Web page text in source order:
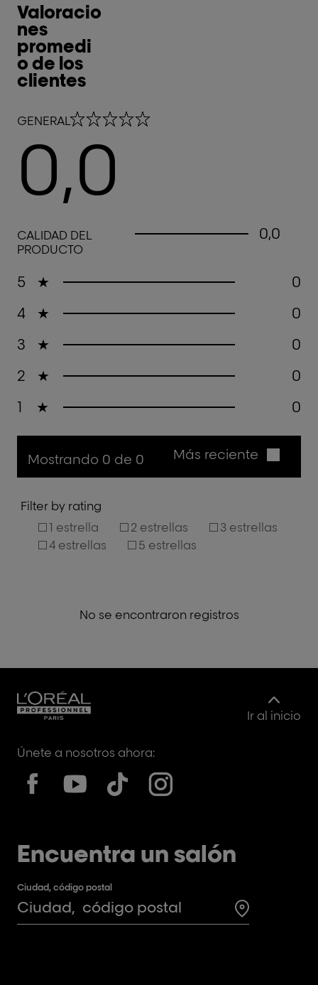
5 ★
0
4
★
0
3
★
0
2
★
0
1
★ 0
Valoracio
nes
promedi
o de los
clientes
GENERAL
0,0 out of 5 stars
0,0
CALIDAD DEL
PRODUCTO
0,0
Mostrando 0 de 0 Más reciente
Filter by rating
1 estrella
2 estrellas
3 estrellas
4 estrellas
5 estrellas
No se encontraron registros
Ir al inicio
Únete a nosotros ahora:
Encuentra un salón
Ciudad, código postal
Search for a